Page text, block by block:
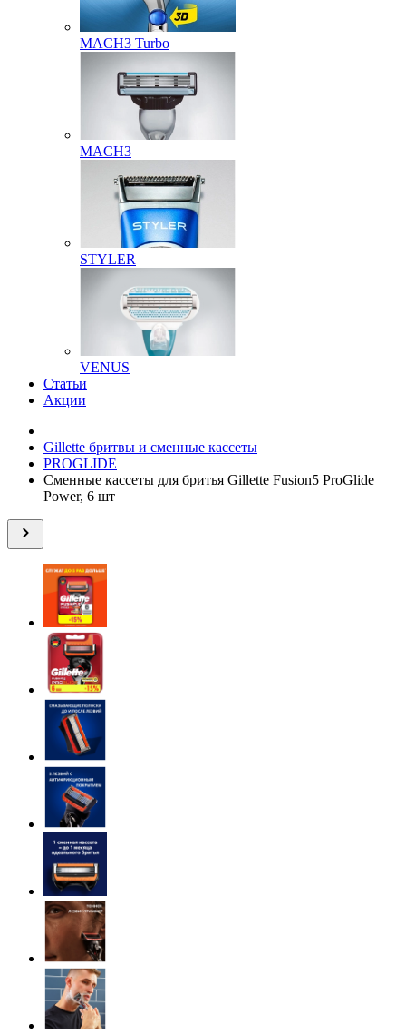
MACH3 Turbo
MACH3
STYLER
VENUS
Статьи
Акции
Gillette бритвы и сменные кассеты
PROGLIDE
Сменные кассеты для бритья Gillette Fusion5 ProGlide
Power, 6 шт